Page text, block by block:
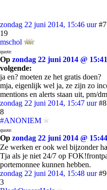
zondag 22 juni 2014, 15:46 uur #7
19
mschol
quote:
Op zondag 22 juni 2014 @ 15:41
volgende:
ja en? moeten ze het gratis doen?
mja, eigenlijk wel ja, ze zijn zo
mentions en alerts staan uit, pm/
zondag 22 juni 2014, 15:47 uur #8
8
#ANONIEM
quote:
Op zondag 22 juni 2014 @ 15:44
Ze werken er ook wel bijzonder
Tja als je niet 24/7 op
portemonnee kunnen hebben.
zondag 22 juni 2014, 15:48 uur #9
3